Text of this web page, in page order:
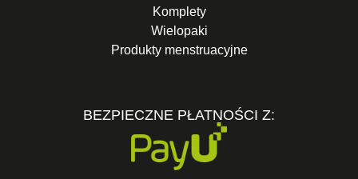
Komplety
Wielopaki
Produkty menstruacyjne
BEZPIECZNE PŁATNOŚCI Z: